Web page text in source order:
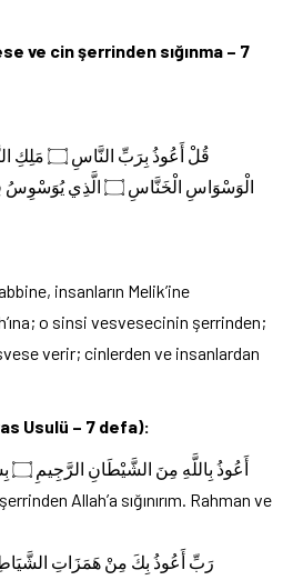
ve cin şerrinden sığınma – 7
insanların Melik’ine
o sinsi vesvesecinin şerrinden;
verir; cinlerden ve insanlardan
Usulü – 7 defa):
أَعُوذُ بِاللَّهِ مِنَ الشَّيْطَانِ الرَّجِيمِ ۝ بِسْمِ اللَّهِ الرَّحْمَٰنِ الرَّحِيمِ
Allah’a sığınırım. Rahman ve